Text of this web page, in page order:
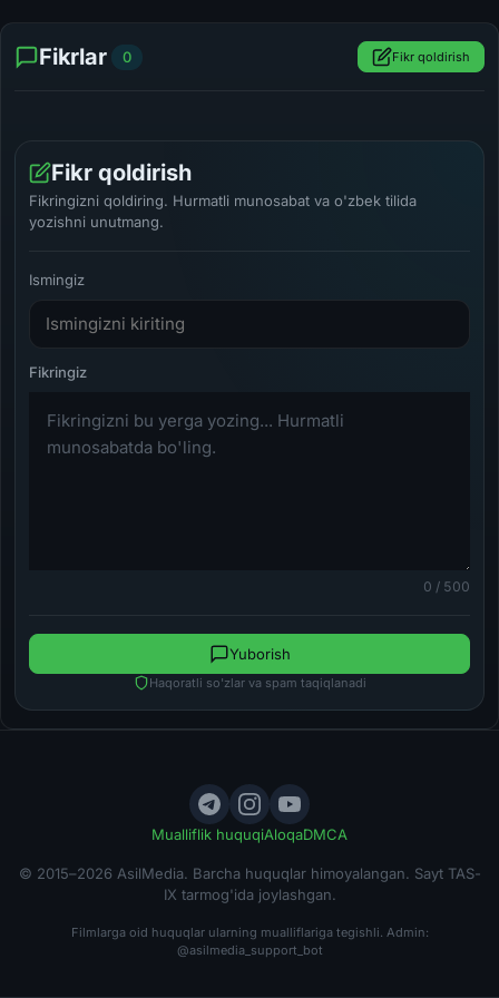
Fikrlar 0 Fikr qoldirish
Fikr qoldirish
Fikringizni qoldiring. Hurmatli munosabat va o'zbek tilida
yozishni unutmang.
Ismingiz
0 / 500
Haqoratli so'zlar va spam taqiqlanadi
Yuborish
Mualliflik huquqiAloqaDMCA
© 2015–2026 AsilMedia. Barcha huquqlar himoyalangan. Sayt TAS-
IX tarmog'ida joylashgan.
Filmlarga oid huquqlar ularning mualliflariga tegishli. Admin:
@asilmedia_support_bot